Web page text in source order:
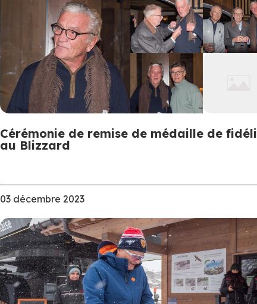
Cérémonie de remise de médaille de
au Blizzard
03 décembre 2023